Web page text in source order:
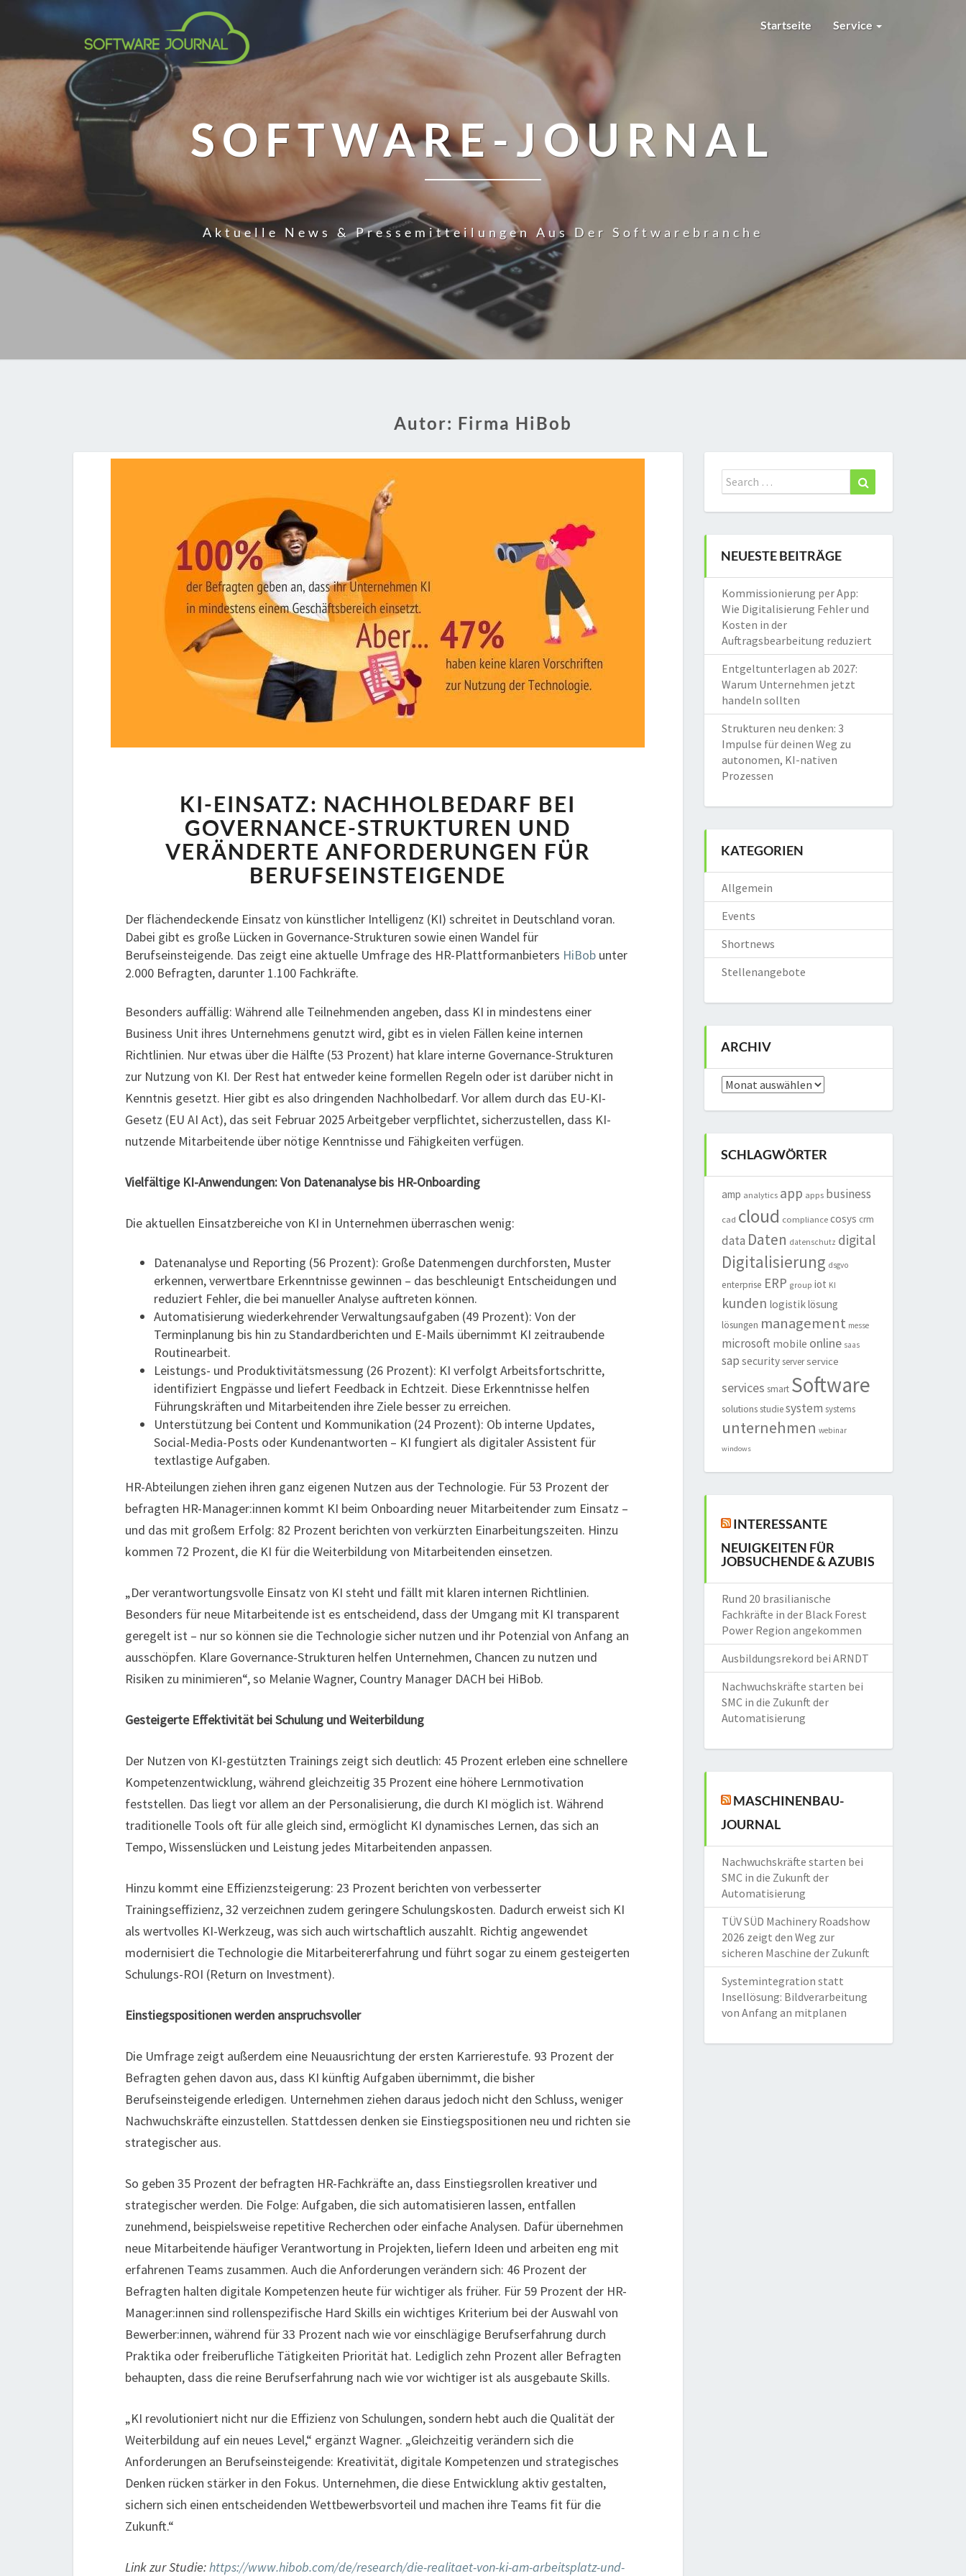
Startseite Service
SOFTWARE-JOURNAL
Aktuelle News & Pressemitteilungen Aus Der Softwarebranche
Autor: Firma HiBob
EINSATZ:
NACHHOLBEDARF
BEI
GOVERNANCE-
STRUKTUREN
VERÄNDERTE
ANFORDERUNGEN
FÜR
BERUFSEINSTEIGENDE
KI-EINSATZ: NACHHOLBEDARF BEI
GOVERNANCE-STRUKTUREN UND
VERÄNDERTE ANFORDERUNGEN FÜR
BERUFSEINSTEIGENDE
Der flächendeckende Einsatz von künstlicher Intelligenz (KI) schreitet in Deutschland voran.
Dabei gibt es große Lücken in Governance-Strukturen sowie einen Wandel für
Berufseinsteigende. Das zeigt eine aktuelle Umfrage des HR-Plattformanbieters HiBob unter
2.000 Befragten, darunter 1.100 Fachkräfte.
Besonders auffällig: Während alle Teilnehmenden angeben, dass KI in mindestens einer
Business Unit ihres Unternehmens genutzt wird, gibt es in vielen Fällen keine internen
Richtlinien. Nur etwas über die Hälfte (53 Prozent) hat klare interne Governance-Strukturen
zur Nutzung von KI. Der Rest hat entweder keine formellen Regeln oder ist darüber nicht in
Kenntnis gesetzt. Hier gibt es also dringenden Nachholbedarf. Vor allem durch das EU-KI-
Gesetz (EU AI Act), das seit Februar 2025 Arbeitgeber verpflichtet, sicherzustellen, dass KI-
nutzende Mitarbeitende über nötige Kenntnisse und Fähigkeiten verfügen.
Vielfältige KI-Anwendungen: Von Datenanalyse bis HR-Onboarding
Die aktuellen Einsatzbereiche von KI in Unternehmen überraschen wenig:
Datenanalyse und Reporting (56 Prozent): Große Datenmengen durchforsten, Muster
erkennen, verwertbare Erkenntnisse gewinnen – das beschleunigt Entscheidungen und
reduziert Fehler, die bei manueller Analyse auftreten können.
Automatisierung wiederkehrender Verwaltungsaufgaben (49 Prozent): Von der
Terminplanung bis hin zu Standardberichten und E-Mails übernimmt KI zeitraubende
Routinearbeit.
Leistungs- und Produktivitätsmessung (26 Prozent): KI verfolgt Arbeitsfortschritte,
identifiziert Engpässe und liefert Feedback in Echtzeit. Diese Erkenntnisse helfen
Führungskräften und Mitarbeitenden ihre Ziele besser zu erreichen.
Unterstützung bei Content und Kommunikation (24 Prozent): Ob interne Updates,
Social-Media-Posts oder Kundenantworten – KI fungiert als digitaler Assistent für
textlastige Aufgaben.
HR-Abteilungen ziehen ihren ganz eigenen Nutzen aus der Technologie. Für 53 Prozent der
befragten HR-Manager:innen kommt KI beim Onboarding neuer Mitarbeitender zum Einsatz –
und das mit großem Erfolg: 82 Prozent berichten von verkürzten Einarbeitungszeiten. Hinzu
kommen 72 Prozent, die KI für die Weiterbildung von Mitarbeitenden einsetzen.
„Der verantwortungsvolle Einsatz von KI steht und fällt mit klaren internen Richtlinien.
Besonders für neue Mitarbeitende ist es entscheidend, dass der Umgang mit KI transparent
geregelt ist – nur so können sie die Technologie sicher nutzen und ihr Potenzial von Anfang an
ausschöpfen. Klare Governance-Strukturen helfen Unternehmen, Chancen zu nutzen und
Risiken zu minimieren“, so Melanie Wagner, Country Manager DACH bei HiBob.
Gesteigerte Effektivität bei Schulung und Weiterbildung
Der Nutzen von KI-gestützten Trainings zeigt sich deutlich: 45 Prozent erleben eine schnellere
Kompetenzentwicklung, während gleichzeitig 35 Prozent eine höhere Lernmotivation
feststellen. Das liegt vor allem an der Personalisierung, die durch KI möglich ist. Während
traditionelle Tools oft für alle gleich sind, ermöglicht KI dynamisches Lernen, das sich an
Tempo, Wissenslücken und Leistung jedes Mitarbeitenden anpassen.
Hinzu kommt eine Effizienzsteigerung: 23 Prozent berichten von verbesserter
Trainingseffizienz, 32 verzeichnen zudem geringere Schulungskosten. Dadurch erweist sich KI
als wertvolles KI-Werkzeug, was sich auch wirtschaftlich auszahlt. Richtig angewendet
modernisiert die Technologie die Mitarbeitererfahrung und führt sogar zu einem gesteigerten
Schulungs-ROI (Return on Investment).
Einstiegspositionen werden anspruchsvoller
Die Umfrage zeigt außerdem eine Neuausrichtung der ersten Karrierestufe. 93 Prozent der
Befragten gehen davon aus, dass KI künftig Aufgaben übernimmt, die bisher
Berufseinsteigende erledigen. Unternehmen ziehen daraus jedoch nicht den Schluss, weniger
Nachwuchskräfte einzustellen. Stattdessen denken sie Einstiegspositionen neu und richten sie
strategischer aus.
So geben 35 Prozent der befragten HR-Fachkräfte an, dass Einstiegsrollen kreativer und
strategischer werden. Die Folge: Aufgaben, die sich automatisieren lassen, entfallen
zunehmend, beispielsweise repetitive Recherchen oder einfache Analysen. Dafür übernehmen
neue Mitarbeitende häufiger Verantwortung in Projekten, liefern Ideen und arbeiten eng mit
erfahrenen Teams zusammen. Auch die Anforderungen verändern sich: 46 Prozent der
Befragten halten digitale Kompetenzen heute für wichtiger als früher. Für 59 Prozent der HR-
Manager:innen sind rollenspezifische Hard Skills ein wichtiges Kriterium bei der Auswahl von
Bewerber:innen, während für 33 Prozent nach wie vor einschlägige Berufserfahrung durch
Praktika oder freiberufliche Tätigkeiten Priorität hat. Lediglich zehn Prozent aller Befragten
behaupten, dass die reine Berufserfahrung nach wie vor wichtiger ist als ausgebaute Skills.
„KI revolutioniert nicht nur die Effizienz von Schulungen, sondern hebt auch die Qualität der
Weiterbildung auf ein neues Level,“ ergänzt Wagner. „Gleichzeitig verändern sich die
Anforderungen an Berufseinsteigende: Kreativität, digitale Kompetenzen und strategisches
Denken rücken stärker in den Fokus. Unternehmen, die diese Entwicklung aktiv gestalten,
sichern sich einen entscheidenden Wettbewerbsvorteil und machen ihre Teams fit für die
Zukunft.“
Link zur Studie:https://www.hibob.com/de/research/die-realitaet-von-ki-am-arbeitsplatz-und-
Search
for:
NEUESTE BEITRÄGE
Kommissionierung per App:
Wie Digitalisierung Fehler und
Kosten in der
Auftragsbearbeitung reduziert
Entgeltunterlagen ab 2027:
Warum Unternehmen jetzt
handeln sollten
Strukturen neu denken: 3
Impulse für deinen Weg zu
autonomen, KI-nativen
Prozessen
KATEGORIEN
Allgemein
Events
Shortnews
Stellenangebote
ARCHIV
Archiv
SCHLAGWÖRTER
amp analytics app apps business
cad cloud compliance cosys crm
data Daten datenschutz digital
Digitalisierung dsgvo
enterprise ERP group iot KI
kunden logistiklösung
lösungen management messe
microsoft mobile online saas
sap security server service
services smart Software
solutions studie system systems
unternehmen webinar
windows
INTERESSANTE
NEUIGKEITEN FÜR
JOBSUCHENDE & AZUBIS
Rund 20 brasilianische
Fachkräfte in der Black Forest
Power Region angekommen
Ausbildungsrekord bei ARNDT
Nachwuchskräfte starten bei
SMC in die Zukunft der
Automatisierung
MASCHINENBAU-
JOURNAL
Nachwuchskräfte starten bei
SMC in die Zukunft der
Automatisierung
TÜV SÜD Machinery Roadshow
2026 zeigt den Weg zur
sicheren Maschine der Zukunft
Systemintegration statt
Insellösung: Bildverarbeitung
von Anfang an mitplanen